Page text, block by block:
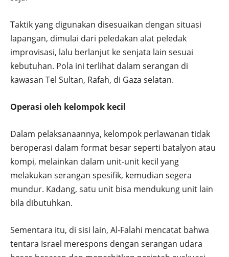
Taktik yang digunakan disesuaikan dengan situasi
lapangan, dimulai dari peledakan alat peledak
improvisasi, lalu berlanjut ke senjata lain sesuai
kebutuhan. Pola ini terlihat dalam serangan di
kawasan Tel Sultan, Rafah, di Gaza selatan.
Operasi oleh kelompok kecil
Dalam pelaksanaannya, kelompok perlawanan tidak
beroperasi dalam format besar seperti batalyon atau
kompi, melainkan dalam unit-unit kecil yang
melakukan serangan spesifik, kemudian segera
mundur. Kadang, satu unit bisa mendukung unit lain
bila dibutuhkan.
Sementara itu, di sisi lain, Al-Falahi mencatat bahwa
tentara Israel merespons dengan serangan udara